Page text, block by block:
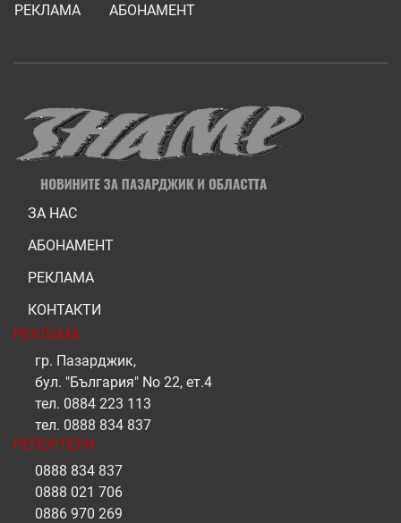
РЕКЛАМА
АБОНАМЕНТ
ЗА НАС
АБОНАМЕНТ
РЕКЛАМА
КОНТАКТИ
РЕКЛАМА
гр. Пазарджик,
бул. "България" No 22, ет.4
тел. 0884 223 113
тел. 0888 834 837
РЕПОРТЕРИ
0888 834 837
0888 021 706
0886 970 269